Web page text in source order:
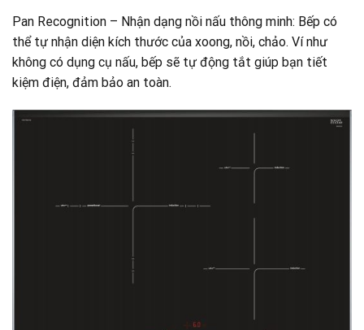
Pan Recognition – Nhận dạng nồi nấu thông minh: Bếp có
thể tự nhận diện kích thước của xoong, nồi, chảo. Ví như
không có dụng cụ nấu, bếp sẽ tự động tắt giúp bạn tiết
kiệm điện, đảm bảo an toàn.